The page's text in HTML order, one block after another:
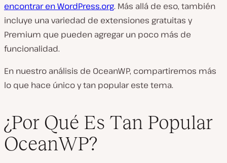
encontrar en WordPress.org. Más allá de eso, también
incluye una variedad de extensiones gratuitas y
Premium que pueden agregar un poco más de
funcionalidad.
En nuestro análisis de OceanWP, compartiremos más
lo que hace único y tan popular este tema.
¿Por Qué Es Tan Popular
OceanWP?